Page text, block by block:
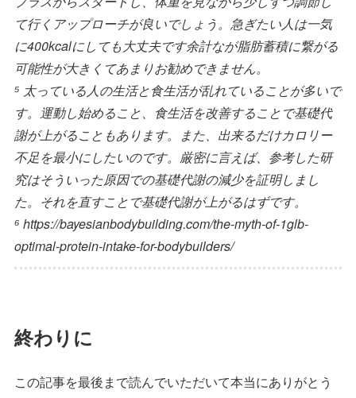
て行くアップローチが良いでしょう。急ぎたい人は一気
に400kcalにしても大丈夫です余計なが脂肪蓄積に繋がる
可能性が大きくてあまりお勧めできません。
⁵ 太っている人の生活と食生活が乱れていることが多いで
す。運動し始めること、食生活を改善することで基礎代
謝が上がることもあります。また、出来るだけカロリー
不足を最小にしたいのです。厳密に言えば、参考した研
究はそういった原因での基礎代謝の減少を証明しまし
た。それを直すことで基礎代謝が上がるはずです。
⁶ https://bayesianbodybuilding.com/the-myth-of-1glb-
optimal-protein-intake-for-bodybuilders/
終わりに
この記事を最後まで読んでいただいて本当にありがとう